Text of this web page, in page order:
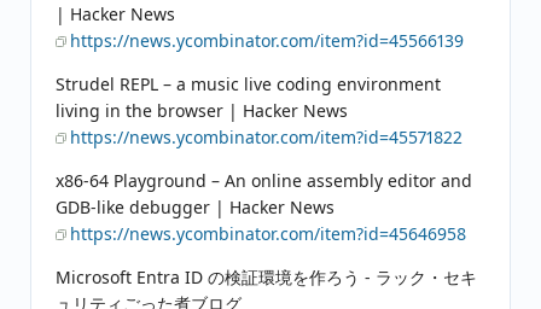
| Hacker News
https://news.ycombinator.com/item?id=45566139
Strudel REPL – a music live coding environment
living in the browser | Hacker News
https://news.ycombinator.com/item?id=45571822
x86-64 Playground – An online assembly editor and
GDB-like debugger | Hacker News
https://news.ycombinator.com/item?id=45646958
Microsoft Entra ID の検証環境を作ろう - ラック・セキ
ュリティごった煮ブログ